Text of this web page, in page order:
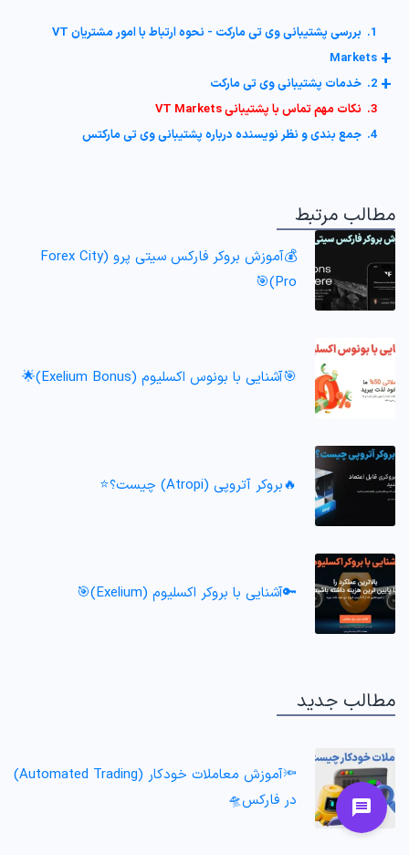
1. بررسی پشتیبانی وی تی مارکت - نحوه ارتباط با امور مشتریان VT
Markets +
2. خدمات پشتیبانی وی تی مارکت +
3. نکات مهم تماس با پشتیبانی VT Markets
4. جمع بندی و نظر نویسنده درباره پشتیبانی وی تی مارکتس
مطالب مرتبط
💰آموزش بروکر فارکس سیتی پرو (Forex City
Pro)🎯
🎯آشنایی با بونوس اکسلیوم (Exelium Bonus)🌟
🔥بروکر آتروپی (Atropi) چیست؟⭐️
🔑آشنایی با بروکر اکسلیوم (Exelium)🎯
مطالب جدید
🔦آموزش معاملات خودکار (Automated Trading)
در فارکس🛸